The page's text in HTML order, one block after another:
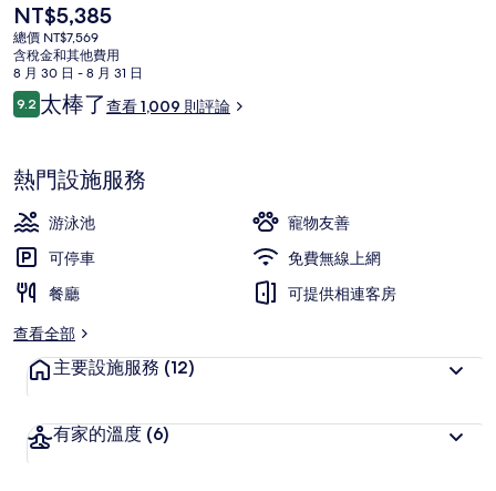
目
前
的
價
格
是
NT$5,385
總價 NT$7,569
含稅金和其他費用
8 月 30 日 - 8 月 31 日
評
論
9.29.2 分，滿分 10 分，
太棒了查看 1,009 則評論
熱門設施服務
游泳池
寵物友善
可停車
免費無線上網
餐廳
可提供相連客房
查看全部
主要設施服務 (12)
有家的溫度 (6)